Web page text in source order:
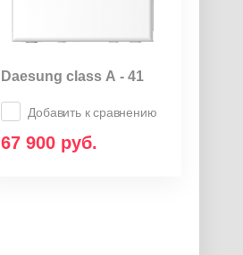
Daesung class А - 41
Добавить к сравнению
67 900 руб.